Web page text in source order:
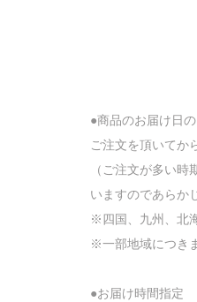
●商品のお届け日
ご注文を頂いてか
（ご注文が多い
いますのであらか
※四国、九州、北
※一部地域につき
●お届け時間指定